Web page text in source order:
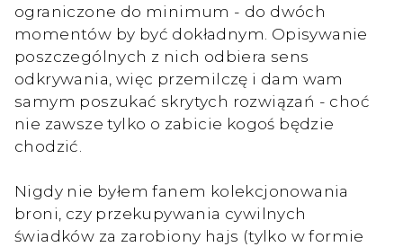
ograniczone do minimum - do dwóch
momentów by być dokładnym. Opisywanie
poszczególnych z nich odbiera sens
odkrywania, więc przemilczę i dam wam
samym poszukać skrytych rozwiązań - choć
nie zawsze tylko o zabicie kogoś będzie
chodzić.
Nigdy nie byłem fanem kolekcjonowania
broni, czy przekupywania cywilnych
świadków za zarobiony hajs (tylko w formie